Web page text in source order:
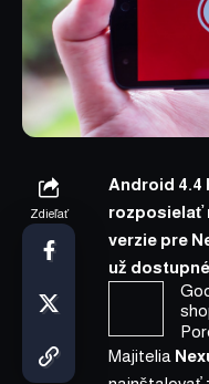
Zdieľať
Android 4.4
rozposielať
verzie pre
už
Majitelia